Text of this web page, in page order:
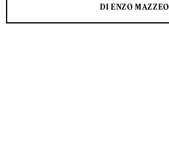
DI ENZO MAZZEO